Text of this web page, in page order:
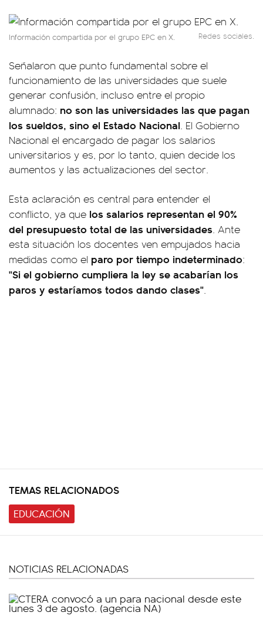
Información compartida por el grupo EPC en X. Redes sociales.
Señalaron que punto fundamental sobre el
funcionamiento de las universidades que suele
generar confusión, incluso entre el propio
alumnado: no son las universidades las que pagan
los sueldos, sino el Estado Nacional. El Gobierno
Nacional el encargado de pagar los salarios
universitarios y es, por lo tanto, quien decide los
aumentos y las actualizaciones del sector.
Esta aclaración es central para entender el
conflicto, ya que los salarios representan el 90%
del presupuesto total de las universidades. Ante
esta situación los docentes ven empujados hacia
medidas como el paro por tiempo indeterminado:
"Si el gobierno cumpliera la ley se acabarían los
paros y estaríamos todos dando clases".
TEMAS RELACIONADOS
EDUCACIÓN
NOTICIAS RELACIONADAS